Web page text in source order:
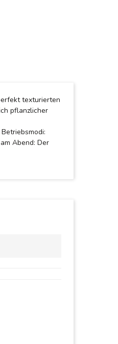
texturierten
pflanzlicher
Abend: Der